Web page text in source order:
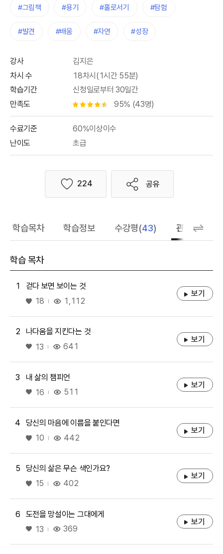
#그림책 #용기 #홀로서기 #탐험
#발견 #배움 #자연 #성장
강사
김지은
차시 수
18차시(1시간 55분)
학습기간
신청일로부터 30일간
만족도
별점 4.5개 95% (43명)
수료기준
60%이상이수
난이도
초급
좋아요
224 공유
학습목차 학습정보 수강평(43) 관련 추천 학
학습 목차
1
걷다 보면 보이는 것
좋아요
18 1,112
보기
2
나다움을 지킨다는 것
좋아요
13 641
보기
3
내 삶의 챔피언
좋아요
16 511
보기
4
당신의 마음에 이름을 붙인다면
좋아요
10 442
보기
5
당신의 삶은 무슨 색인가요?
좋아요
15 402
보기
6
도전을 망설이는 그대에게
좋아요
13 369
보기